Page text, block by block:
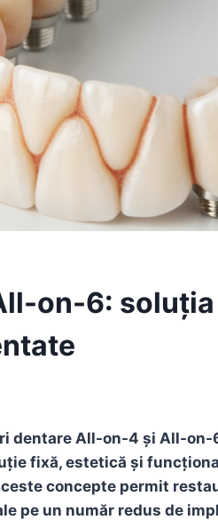
on-6: soluția
dentare All-on-4 și All-
fixă, estetică și
concepte permit
pe un număr redus de